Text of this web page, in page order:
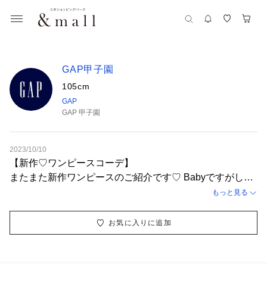
GAP甲子園
105cm
GAP
GAP 甲子園
2023/10/10
【新作♡ワンピースコーデ】
またまた新作ワンピースのご紹介です♡ Babyですがしっ
かり長さがあるタイプのワンピースなので上品にきてもら
【モデル着用サイズ】
もっと見る
お気に入りに追加